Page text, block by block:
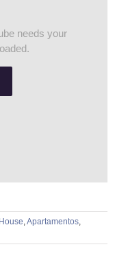
needs your
Apartamentos